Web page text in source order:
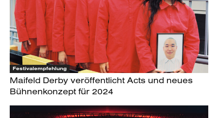
Festivalempfehlung
Maifeld Derby veröffentlicht Acts und neues
Bühnenkonzept für 2024